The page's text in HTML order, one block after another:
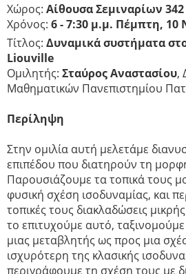
Χώρος: Αίθουσα Σεμιναρίων
Χρόνος: 6 - 7:30 μ.μ. Πέμπτη,
Τίτλος: Δυναμικά συστήματα
Liouville
Ομιλητής: Σταύρος Αναστασίου,
Μαθηματικών Πανεπιστημίου
Περίληψη
Στην ομιλία αυτή μελετάμε
επιπέδου που διατηρούν τη
Παρουσιάζουμε τα τοπικά τους
φυσική σχέση ισοδυναμίας, και
τοπικές τους διακλαδώσεις
το επιτυχούμε αυτό,
μιας μεταβλητής ως προς μια
ισχυρότερη της κλασικής
περιγράφουμε τη σχέση τους με